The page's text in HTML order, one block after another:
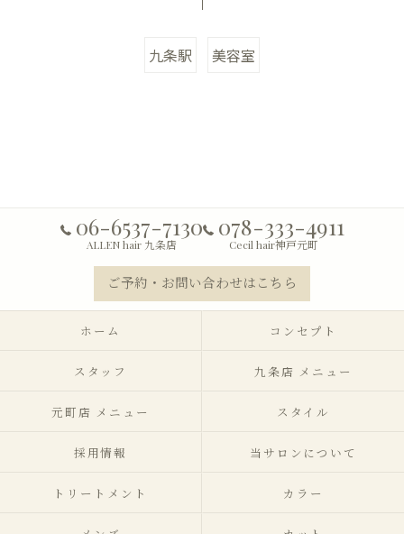
九条駅 美容室
06-6537-7130
ALLEN hair 九条店
078-333-4911
Cecil hair神戸元町
ご予約・お問い合わせはこちら
ホーム コンセプト
スタッフ 九条店 メニュー
元町店 メニュー スタイル
採用情報 当サロンについて
トリートメント カラー